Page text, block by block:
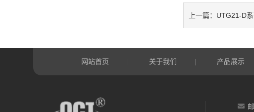
上一篇： UTG21-D
网站首页 关于我们 产品展示